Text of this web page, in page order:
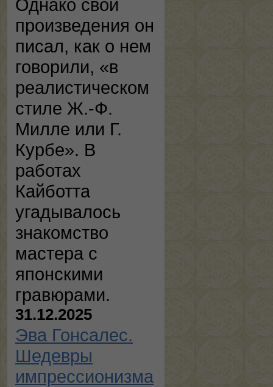
Однако свои
произведения он
писал, как о нем
говорили, «в
реалистическом
стиле Ж.-Ф.
Милле или Г.
Курбе». В
работах
Кайботта
угадывалось
знакомство
мастера с
японскими
гравюрами.
31.12.2025
Эва Гонсалес.
Шедевры
импрессионизма